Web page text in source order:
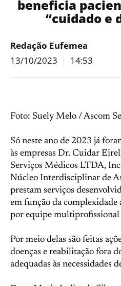
beneficia
“cuidado e
Redação Eufemea
13/10/2023
14:53
Foto: Suely Melo / Ascom
Só neste ano de 2023 já
às empresas Dr. Cuidar
Serviços Médicos LTDA,
Núcleo Interdisciplinar de
prestam serviços
em função da complexidade
por equipe multiprofissional
Por meio delas são feitas
doenças e reabilitação fora
adequadas às necessidades